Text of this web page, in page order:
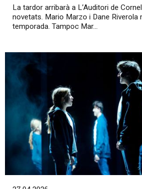
La tardor arribarà a L’Auditori de
novetats. Mario Marzo i Dane Riverola
temporada. Tampoc Mar...